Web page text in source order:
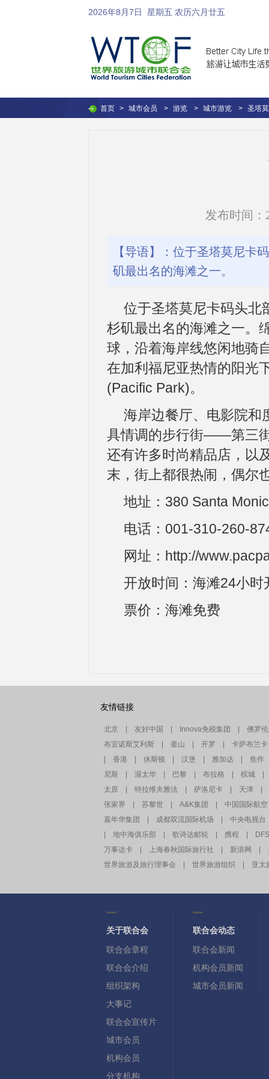
2026年8月7日 星期五 农历六月廿五
首页 > 城市会员 > 游览 > 城市游览 > 圣塔
发布时间：
【导语】：位于圣塔莫尼卡
矶最出名的海滩之一。
位于圣塔莫尼卡码头北
杉矶最出名的海滩之一。
球，沿着海岸线悠闲地骑
在加利福尼亚热情的阳光
(Pacific Park)。
海岸边餐厅、电影院和
具情调的步行街——第三
还有许多时尚精品店，以
末，街上都很热闹，偶尔
地址：380 Santa
电话：001-310-260-
网址：http://
开放时间：海滩24小时
票价：海滩免费
友情链接
北京 友好中国 Innova免税集团
佛罗
布宜诺斯艾利斯
釜山 开罗
卡萨布兰卡
香港 休斯顿 汉堡 雅加达
焦作
尼斯
渥太华 巴黎 布拉格 槟城
太原
特拉维夫雅法 萨洛尼卡 天津
张家界
苏黎世 A&K集团
中国国际航空
嘉年华集团
成都双流国际机场
中央电视台
地中海俱乐部 歌诗达邮轮 携程
万事达卡
上海春秋国际旅行社 新浪网
世界旅游及旅行理事会
世界旅游组织 亚太
关于联合会
联合会章程
联合会介绍
组织架构
大事记
联合会宣传片
城市会员
机构会员
分支机构
联合会动态
联合会新闻
机构会员新闻
城市会员新闻